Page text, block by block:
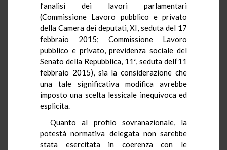
l’analisi dei lavori parlamentari
(Commissione Lavoro pubblico e privato
della Camera dei deputati, XI, seduta del 17
febbraio 2015; Commissione Lavoro
pubblico e privato, previdenza sociale del
Senato della Repubblica, 11ª, seduta dell’11
febbraio 2015), sia la considerazione che
una tale significativa modifica avrebbe
imposto una scelta lessicale inequivoca ed
esplicita.
Quanto al profilo sovranazionale, la
potestà normativa delegata non sarebbe
stata esercitata in coerenza con le